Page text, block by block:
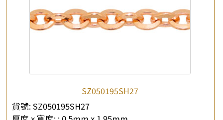
SZ050195SH27
貨號: SZ050195SH27